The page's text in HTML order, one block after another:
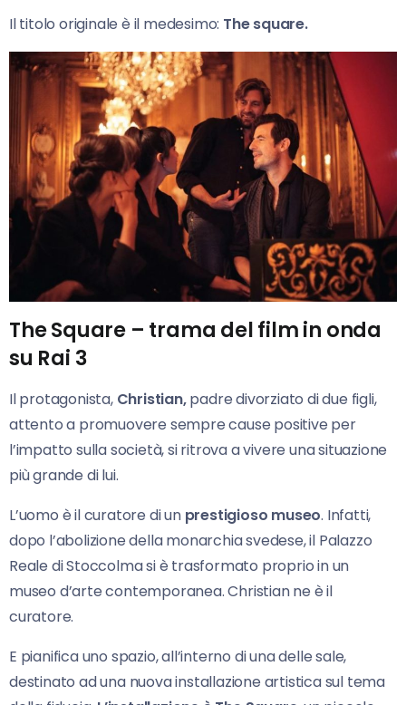
Il titolo originale è il medesimo: The square.
The Square – trama del film in onda
su Rai 3
Il protagonista,Christian,padre divorziato di due figli,
attento a promuovere sempre cause positive per
l’impatto sulla società, si ritrova a vivere una situazione
più grande di lui.
L’uomo è il curatore di un prestigioso museo. Infatti,
dopo l’abolizione della monarchia svedese, il Palazzo
Reale di Stoccolma si è trasformato proprio in un
museo d’arte contemporanea. Christian ne è il
curatore.
E pianifica uno spazio, all’interno di una delle sale,
destinato ad una nuova installazione artistica sul tema